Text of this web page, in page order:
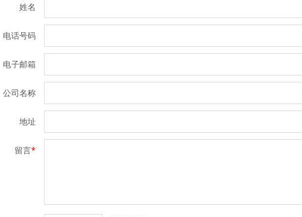
姓名
电话号码
电子邮箱
公司名称
地址
留言*